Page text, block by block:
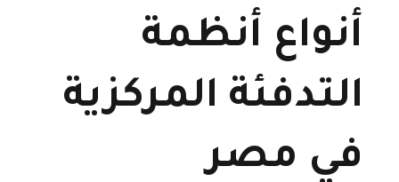
أنواع أنظمة
التدفئة المركزية
في مصر